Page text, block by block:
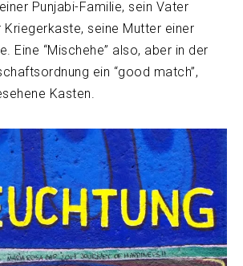
Punjabi-Familie, sein Vater
seine Mutter einer
Eine “Mischehe” also, aber in der
ein “good match”,
Kasten.